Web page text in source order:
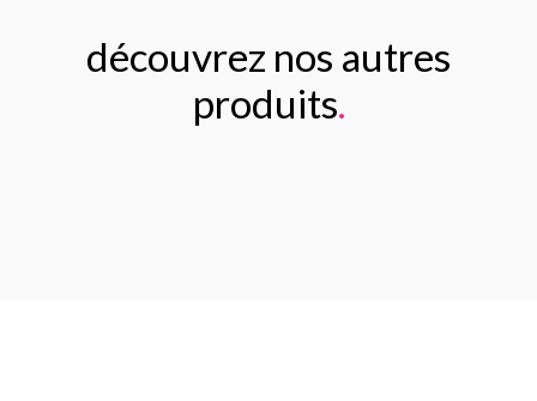
découvrez nos autres
produits.